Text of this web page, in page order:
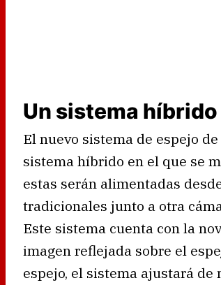
Un sistema híbrido
El nuevo sistema de espejo
sistema híbrido en el que se
estas serán alimentadas
tradicionales junto a otra
Este sistema cuenta con la
imagen reflejada sobre el
espejo, el sistema ajustará